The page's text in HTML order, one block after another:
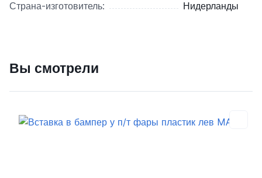
Страна-изготовитель:
Нидерланды
Вы смотрели